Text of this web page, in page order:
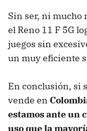
Sin ser, ni mucho
el Reno 11 F 5G
juegos sin
un muy eficiente
En conclusión, si
vende en
estamos ante un
uso que la